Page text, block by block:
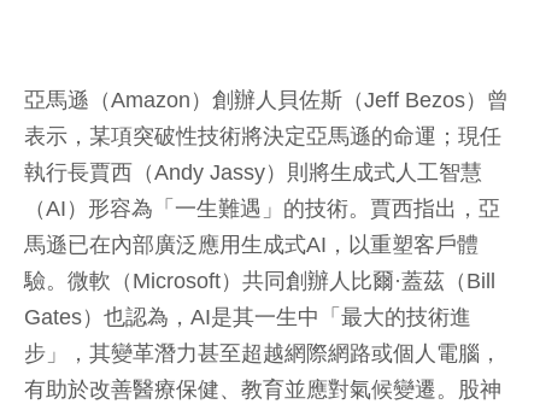
亞馬遜（Amazon）創辦人貝佐斯（Jeff Bezos）曾
表示，某項突破性技術將決定亞馬遜的命運；現任
執行長賈西（Andy Jassy）則將生成式人工智慧
（AI）形容為「一生難遇」的技術。賈西指出，亞
馬遜已在內部廣泛應用生成式AI，以重塑客戶體
驗。微軟（Microsoft）共同創辦人比爾·蓋茲（Bill
Gates）也認為，AI是其一生中「最大的技術進
步」，其變革潛力甚至超越網際網路或個人電腦，
有助於改善醫療保健、教育並應對氣候變遷。股神